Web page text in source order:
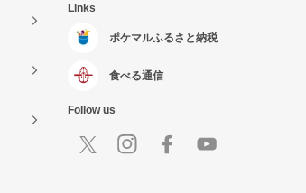
Links
ポケマルふるさと納税
食べる通信
Follow us